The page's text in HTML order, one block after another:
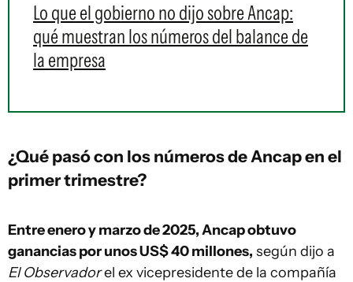
Lo que el gobierno no dijo sobre Ancap:
qué muestran los números del balance de
la empresa
¿Qué pasó con los números de Ancap en el
primer trimestre?
Entre enero y marzo de 2025, Ancap obtuvo
ganancias por unos US$ 40 millones, según dijo a
El Observadorel ex vicepresidente de la compañía